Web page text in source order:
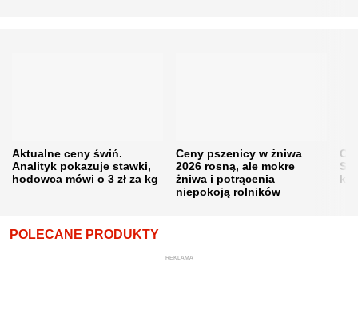
Aktualne ceny świń.
Analityk pokazuje stawki,
hodowca mówi o 3 zł za kg
Ceny pszenicy w żniwa
2026 rosną, ale mokre
żniwa i potrącenia
niepokoją rolników
POLECANE PRODUKTY
REKLAMA